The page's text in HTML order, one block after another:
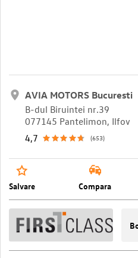
AVIA MOTORS Bucuresti
B-dul Biruintei nr.39
077145 Pantelimon, Ilfov
4,7
(653)
Salvare Compara